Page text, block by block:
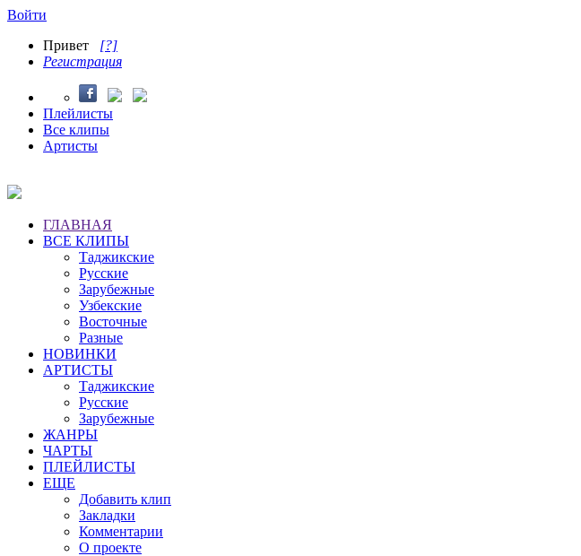
Войти
Привет [?]
Регистрация
Плейлисты
Все клипы
Артисты
ГЛАВНАЯ
ВСЕ КЛИПЫ
Таджикские
Русские
Зарубежные
Узбекские
Восточные
Разные
НОВИНКИ
АРТИСТЫ
Таджикские
Русские
Зарубежные
ЖАНРЫ
ЧАРТЫ
ПЛЕЙЛИСТЫ
ЕЩЕ
Добавить клип
Закладки
Комментарии
О проекте